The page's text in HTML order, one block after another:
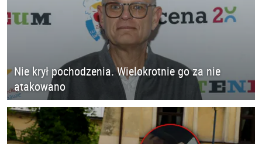
Nie krył pochodzenia. Wielokrotnie go za nie
atakowano